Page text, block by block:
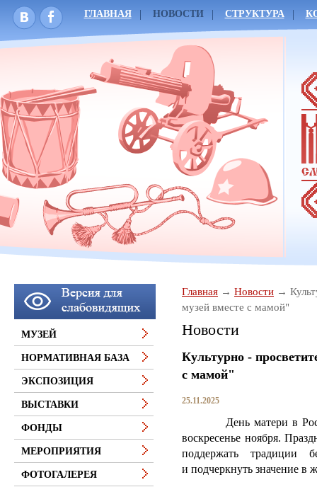
ГЛАВНАЯ НОВОСТИ СТРУКТУРА
Главная Новости
музей вместе с мамой"
Новости
Культурно -
с мамой"
25.11.2025
День матери в
воскресенье ноября.
поддержать традиции
и подчеркнуть значение в
МУЗЕЙ
НОРМАТИВНАЯ БАЗА
ЭКСПОЗИЦИЯ
ВЫСТАВКИ
ФОНДЫ
МЕРОПРИЯТИЯ
ФОТОГАЛЕРЕЯ